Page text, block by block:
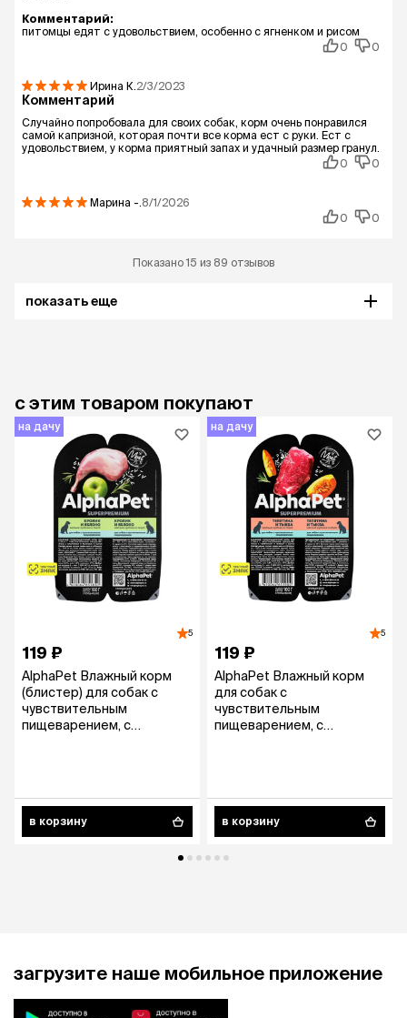
Комментарий:
питомцы едят с удовольствием, особенно с ягненком и рисом
0
0
Ирина К. 2/3/2023
Комментарий
Случайно попробовала для своих собак, корм очень понравился
самой капризной, которая почти все корма ест с руки. Ест с
удовольствием, у корма приятный запах и удачный размер гранул.
0
0
Марина -. 8/1/2026
0
0
Показано 15 из 89 отзывов
показать еще
с этим товаром покупают
на дачу
5
119 ₽
AlphaPet Влажный корм
(блистер) для собак с
чувствительным
пищеварением, с
в корзину
на дачу
5
119 ₽
AlphaPet Влажный корм
для собак с
чувствительным
пищеварением, с
в корзину
загрузите наше мобильное приложение